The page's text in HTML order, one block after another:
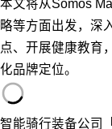
本文将从Somos
略等方面出发，深
点、开展健康教育
化品牌定位。
智能骑行装备公司